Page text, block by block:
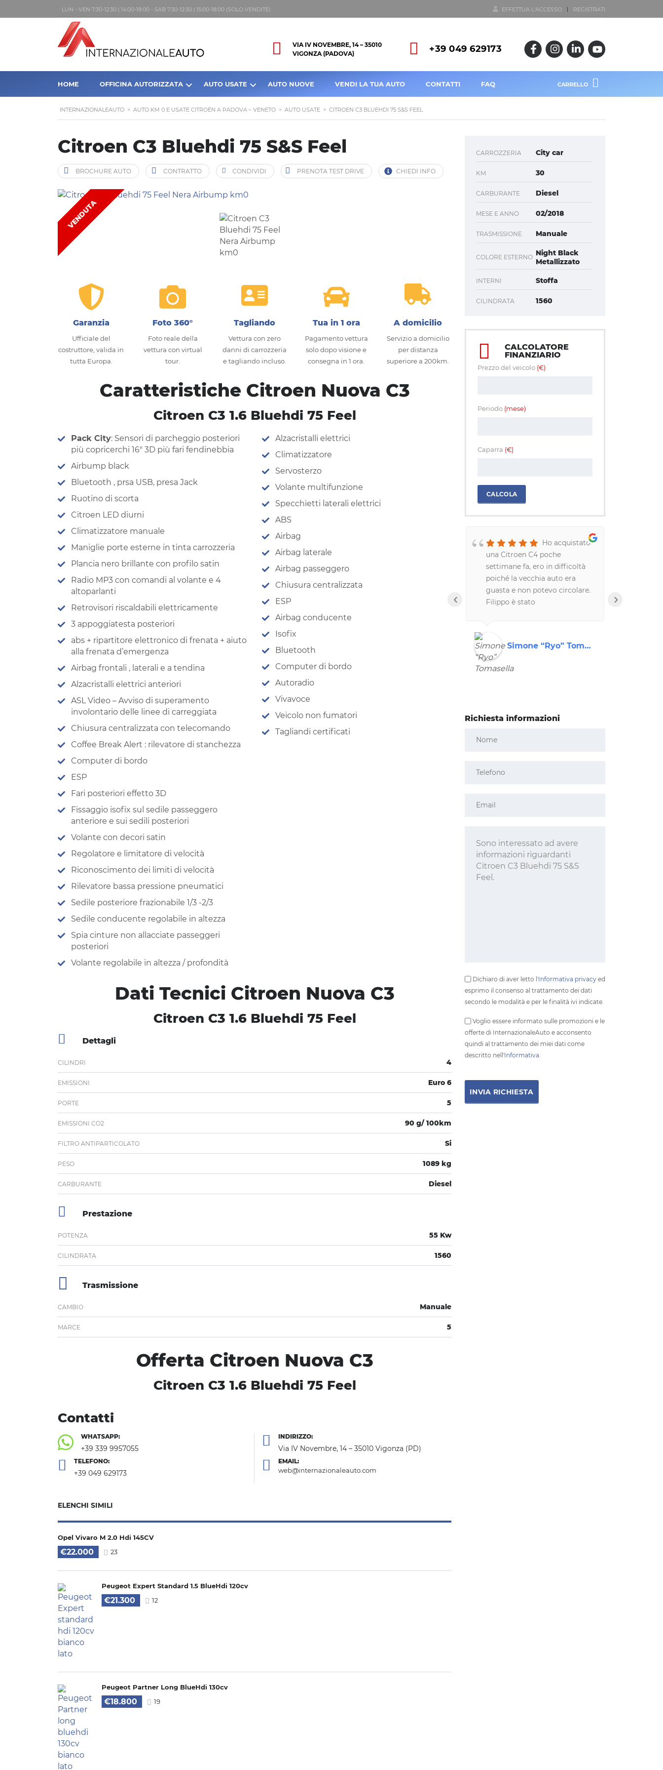
EFFETTUA L'ACCESSO REGISTRATI
LUN - VEN 7:30-12:30 | 14:00-19:00 - SAB 7:30-12:30 | 15:00-18:00 (SOLO VENDITE)
+39 049 629173
VIA IV NOVEMBRE, 14 – 35010
VIGONZA (PADOVA)
CARRELLO
HOME OFFICINA AUTORIZZATA AUTO USATE AUTO NUOVE VENDI LA TUA AUTO CONTATTI FAQ
INTERNAZIONALEAUTO > AUTO KM 0 E USATE CITROËN A PADOVA – VENETO > AUTO USATE > CITROEN C3 BLUEHDI 75 S&S FEEL
Citroen C3 Bluehdi 75 S&S Feel
BROCHURE AUTO CONTRATTO CONDIVIDI PRENOTA TEST DRIVE CHIEDI INFO
VENDUTA
Garanzia
Ufficiale del
costruttore, valida in
tutta Europa.
Foto 360°
Foto reale della
vettura con virtual
tour.
Tagliando
Vettura con zero
danni di carrozzeria
e tagliando incluso.
Tua in 1 ora
Pagamento vettura
solo dopo visione e
consegna in 1 ora.
A domicilio
Servizio a domicilio
per distanza
superiore a 200km.
Caratteristiche Citroen Nuova C3
Citroen C3 1.6 Bluehdi 75 Feel
Pack City: Sensori di parcheggio posteriori
più copricerchi 16″ 3D più fari fendinebbia
Airbump black
Bluetooth , prsa USB, presa Jack
Ruotino di scorta
Citroen LED diurni
Climatizzatore manuale
Maniglie porte esterne in tinta carrozzeria
Plancia nero brillante con profilo satin
Radio MP3 con comandi al volante e 4
altoparlanti
Retrovisori riscaldabili elettricamente
3 appoggiatesta posteriori
abs + ripartitore elettronico di frenata + aiuto
alla frenata d’emergenza
Airbag frontali , laterali e a tendina
Alzacristalli elettrici anteriori
ASL Video – Avviso di superamento
involontario delle linee di carreggiata
Chiusura centralizzata con telecomando
Coffee Break Alert : rilevatore di stanchezza
Computer di bordo
ESP
Fari posteriori effetto 3D
Fissaggio isofix sul sedile passeggero
anteriore e sui sedili posteriori
Volante con decori satin
Regolatore e limitatore di velocità
Riconoscimento dei limiti di velocità
Rilevatore bassa pressione pneumatici
Sedile posteriore frazionabile 1/3 -2/3
Sedile conducente regolabile in altezza
Spia cinture non allacciate passeggeri
posteriori
Volante regolabile in altezza / profondità
Alzacristalli elettrici
Climatizzatore
Servosterzo
Volante multifunzione
Specchietti laterali elettrici
ABS
Airbag
Airbag laterale
Airbag passeggero
Chiusura centralizzata
ESP
Airbag conducente
Isofix
Bluetooth
Computer di bordo
Autoradio
Vivavoce
Veicolo non fumatori
Tagliandi certificati
Dati Tecnici Citroen Nuova C3
Citroen C3 1.6 Bluehdi 75 Feel
Dettagli
CILINDRI 4
EMISSIONI Euro 6
PORTE 5
EMISSIONI CO2 90 g/ 100km
FILTRO ANTIPARTICOLATO Si
PESO 1089 kg
CARBURANTE Diesel
Prestazione
POTENZA 55 Kw
CILINDRATA 1560
Trasmissione
CAMBIO Manuale
MARCE 5
Offerta Citroen Nuova C3
Citroen C3 1.6 Bluehdi 75 Feel
Contatti
WHATSAPP:
+39 339 9957055
TELEFONO:
+39 049 629173
INDIRIZZO:
Via IV Novembre, 14 – 35010 Vigonza (PD)
EMAIL:
web@internazionaleauto.com
ELENCHI SIMILI
Opel Vivaro M 2.0 Hdi 145CV
€22.000 23
Peugeot Expert Standard 1.5 BlueHdi 120cv
€21.300 12
Peugeot Partner Long BlueHdi 130cv
€18.800 19
CARROZZERIA City car
KM 30
CARBURANTE Diesel
MESE E ANNO 02/2018
TRASMISSIONE Manuale
COLORE ESTERNO Night Black
Metallizzato
INTERNI Stoffa
CILINDRATA 1560
CALCOLATORE
FINANZIARIO
Prezzo del veicolo (€)
Periodo (mese)
Caparra (€)
CALCOLA
Ho acquistato
una Citroen C4 poche
settimane fa, ero in difficoltà
poiché la vecchia auto era
guasta e non potevo circolare.
Filippo è stato
ed affidabili.
Simone “Ryo” Tomasella
‹ ›
Richiesta informazioni
Dichiaro di aver letto l'Informativa privacy ed
esprimo il consenso al trattamento dei dati
secondo le modalità e per le finalità ivi indicate.
Voglio essere informato sulle promozioni e le
offerte di InternazionaleAuto e acconsento
quindi al trattamento dei miei dati come
descritto nell'Informativa